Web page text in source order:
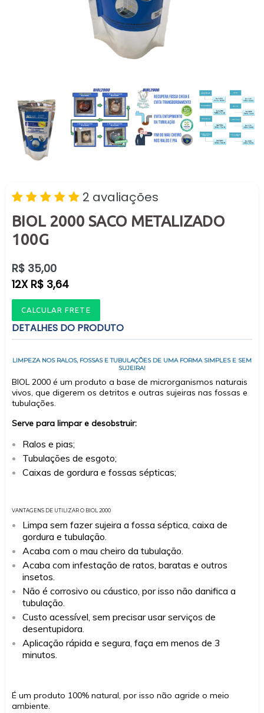
2 avaliações
BIOL 2000 SACO METALIZADO
100G
Preço
normal
R$ 35,00
12X R$ 3,64
CALCULAR FRETE
DETALHES DO PRODUTO
LIMPEZA NOS RALOS, FOSSAS E TUBULAÇÕES DE UMA FORMA SIMPLES E SEM
SUJEIRA!
BIOL 2000 é um produto a base de microrganismos naturais
vivos, que digerem os detritos e outras sujeiras nas fossas e
tubulações.
Serve para limpar e desobstruir:
Ralos e pias;
Tubulações de esgoto;
Caixas de gordura e fossas sépticas;
VANTAGENS DE UTILIZAR O BIOL 2000
Limpa sem fazer sujeira a fossa séptica, caixa de
gordura e tubulação.
Acaba com o mau cheiro da tubulação.
Acaba com infestação de ratos, baratas e outros
insetos.
Não é corrosivo ou cáustico, por isso não danifica a
tubulação.
Custo acessível, sem precisar usar serviços de
desentupidora.
Aplicação rápida e segura, faça em menos de 3
minutos.
É um produto 100% natural, por isso não agride o meio
ambiente.